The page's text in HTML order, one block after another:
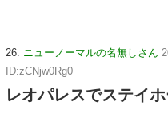
26: ニューノーマルの名無しさん
ID:zCNjw0Rg0
レオパレスでステイ